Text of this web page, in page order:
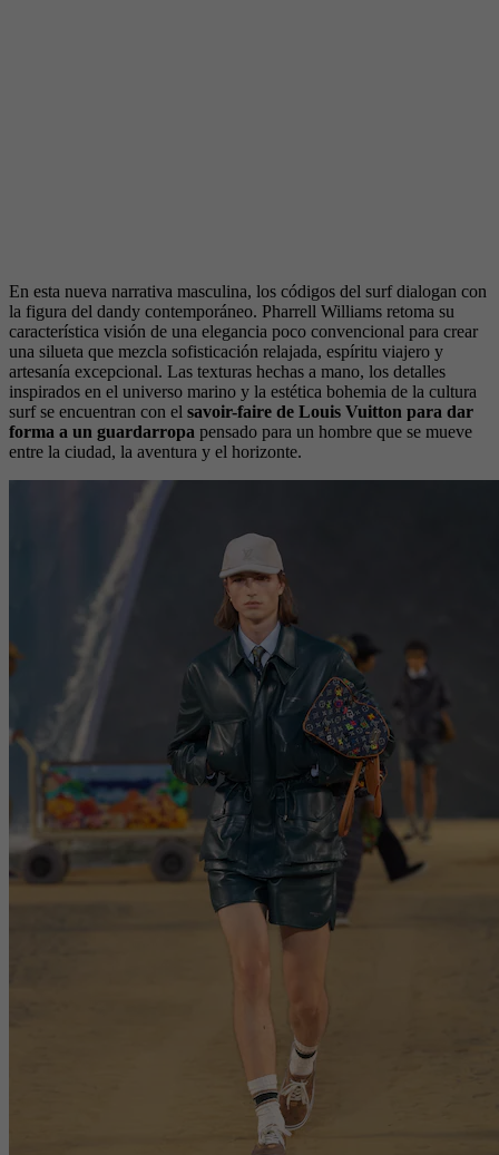
En esta nueva narrativa masculina, los códigos del surf dialogan con
la figura del dandy contemporáneo. Pharrell Williams retoma su
característica visión de una elegancia poco convencional para crear
una silueta que mezcla sofisticación relajada, espíritu viajero y
artesanía excepcional. Las texturas hechas a mano, los detalles
inspirados en el universo marino y la estética bohemia de la cultura
surf se encuentran con el savoir-faire de Louis Vuitton para dar
forma a un guardarropa pensado para un hombre que se mueve
entre la ciudad, la aventura y el horizonte.